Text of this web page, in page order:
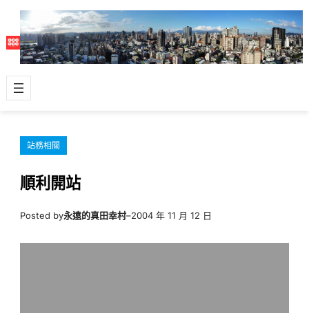
主
容
站務相關
順利開站
Posted by永遠的真田幸村–2004 年 11 月 12 日